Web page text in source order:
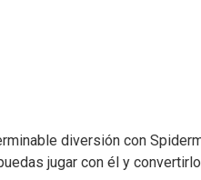
diversión con
jugar con él y